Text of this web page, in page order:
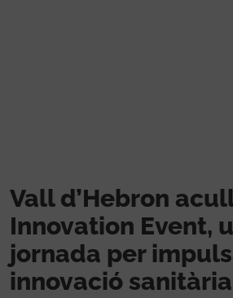
Vall d’Hebron acull
Innovation Event,
jornada per
innovació